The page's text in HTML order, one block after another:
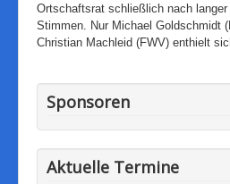
Ortschaftsrat schließlich nach
Stimmen. Nur Michael Goldschmidt
Christian Machleid (FWV) enthielt
Sponsoren
Aktuelle Termine